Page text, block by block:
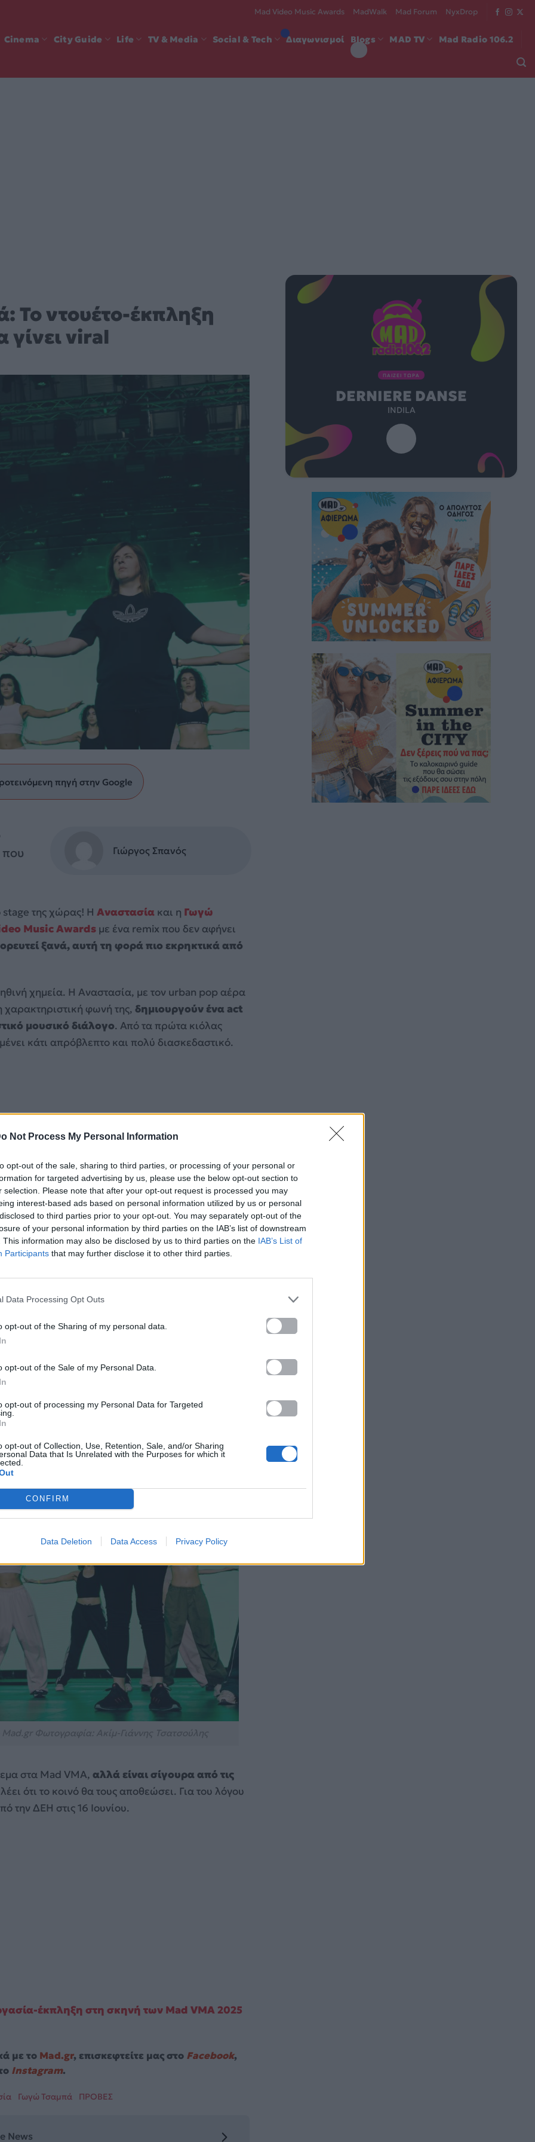
Not Process My Personal Information
opt-out of the sale, sharing to third parties, or processing of your personal or
for targeted advertising by us, please use the below opt-out section to
selection. Please note that after your opt-out request is processed you may
interest-based ads based on personal information utilized by us or personal
to third parties prior to your opt-out. You may separately opt-out of the
of your personal information by third parties on the IAB’s list of downstream
This information may also be disclosed by us to third parties on the IAB’s List of
Participants that may further disclose it to other third parties.
Data Processing Opt Outs
opt-out of the Sharing of my personal data.
opt-out of the Sale of my Personal Data.
opt-out of processing my Personal Data for Targeted
opt-out of Collection, Use, Retention, Sale, and/or Sharing
Data that Is Unrelated with the Purposes for which it
CONFIRM
Data Deletion Data Access Privacy Policy
Mad Video Music Awards MadWalk Mad Forum NyxDrop
Cinema City Guide Life TV & Media Social & Tech Διαγωνισμοί Blogs MAD TV Mad Radio 106.2
Το ντουέτο-έκπληξη
γίνει viral
πηγή στην Google
Γιώργος Σπανός
της χώρας! Η Αναστασία και η Γωγώ
Music Awards με ένα remix που δεν αφήνει
ξανά, αυτή τη φορά πιο εκρηκτικά από
χημεία. Η Αναστασία, με τον urban pop αέρα
χαρακτηριστική φωνή της, δημιουργούν ένα act
μουσικό διάλογο. Από τα πρώτα κιόλας
κάτι απρόβλεπτο και πολύ διασκεδαστικό.
η Γωγώ Τσαμπά ετοιμάζουν «Τα Καγκέλια»…
σύγχρονου club – ενώ οι φωτισμοί και τα
ανανεώνεται με φρέσκα beats,
απόλυτο σεβασμό η μία προς την άλλη, κάτι
με το κοινό.
στα Mad VMA, αλλά είναι σίγουρα από τις
ότι το κοινό θα τους αποθεώσει. Για του λόγου
την ΔΕΗ στις 16 Ιουνίου.
έκπληξη στη σκηνή των Mad VMA 2025
με το Mad.gr, επισκεφτείτε μας στο Facebook,
Instagram.
Γωγώ Τσαμπά ΠΡΟΒΕΣ
News
ΠΑΙΖΕΙ ΤΩΡΑ
DERNIERE DANSE
INDILA